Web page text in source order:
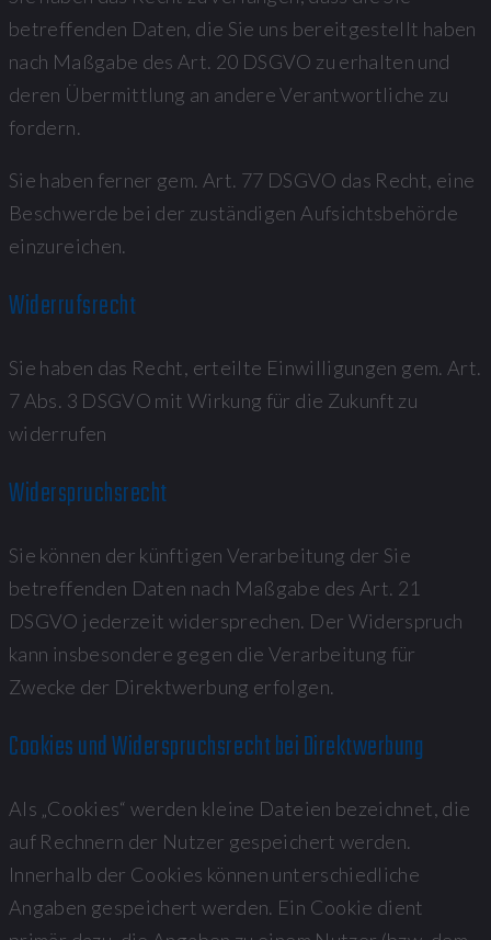
betreffenden Daten, die Sie uns bereitgestellt haben
nach Maßgabe des Art. 20 DSGVO zu erhalten und
deren Übermittlung an andere Verantwortliche zu
fordern.
Sie haben ferner gem. Art. 77 DSGVO das Recht, eine
Beschwerde bei der zuständigen Aufsichtsbehörde
einzureichen.
Widerrufsrecht
Sie haben das Recht, erteilte Einwilligungen gem. Art.
7 Abs. 3 DSGVO mit Wirkung für die Zukunft zu
widerrufen
Widerspruchsrecht
Sie können der künftigen Verarbeitung der Sie
betreffenden Daten nach Maßgabe des Art. 21
DSGVO jederzeit widersprechen. Der Widerspruch
kann insbesondere gegen die Verarbeitung für
Zwecke der Direktwerbung erfolgen.
Cookies und Widerspruchsrecht bei Direktwerbung
Als „Cookies“ werden kleine Dateien bezeichnet, die
auf Rechnern der Nutzer gespeichert werden.
Innerhalb der Cookies können unterschiedliche
Angaben gespeichert werden. Ein Cookie dient